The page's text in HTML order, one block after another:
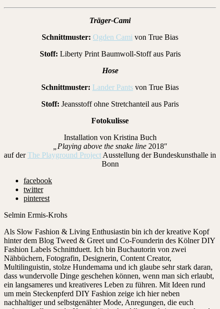
Träger-Cami
Schnittmuster: Ogden Cami von True Bias
Stoff: Liberty Print Baumwoll-Stoff aus Paris
Hose
Schnittmuster: Lander Pants von True Bias
Stoff: Jeansstoff ohne Stretchanteil aus Paris
Fotokulisse
Installation von Kristina Buch
„Playing above the snake line 2018″
auf derThe Playground Project Ausstellung der Bundeskunsthalle in
Bonn
facebook
twitter
pinterest
Selmin Ermis-Krohs
Als Slow Fashion & Living Enthusiastin bin ich der kreative Kopf
hinter dem Blog Tweed & Greet und Co-Founderin des Kölner DIY
Fashion Labels Schnittduett. Ich bin Buchautorin von zwei
Nähbüchern, Fotografin, Designerin, Content Creator,
Multilinguistin, stolze Hundemama und ich glaube sehr stark daran,
dass wundervolle Dinge geschehen können, wenn man sich erlaubt,
ein langsameres und kreativeres Leben zu führen. Mit Ideen rund
um mein Steckenpferd DIY Fashion zeige ich hier neben
nachhaltiger und selbstgenähter Mode, Anregungen, die euch